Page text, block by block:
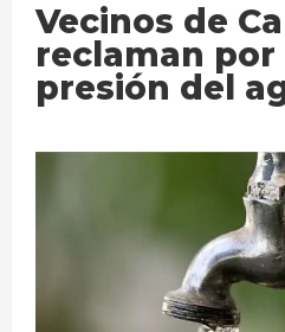
Vecinos de
reclaman
presión del